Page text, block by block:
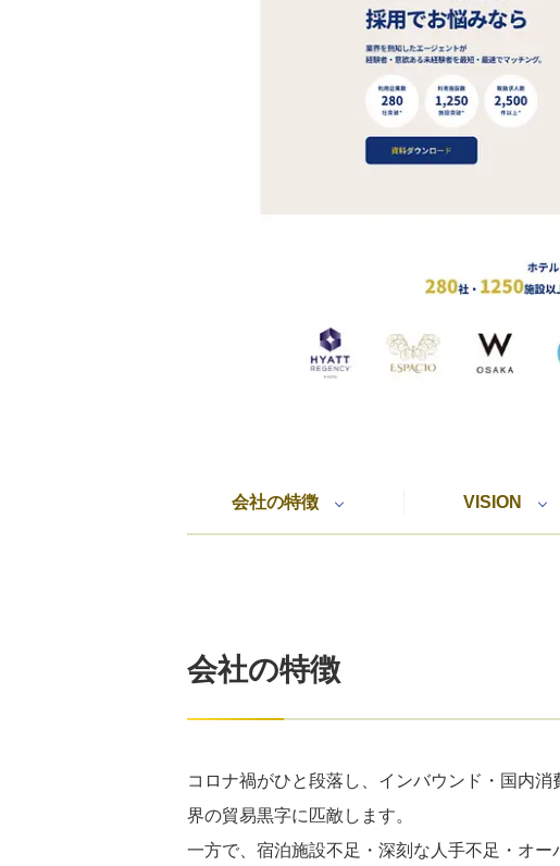
会社の特徴 VISION
会社の特徴
コロナ禍がひと段落し、インバウンド・国内
界の貿易黒字に匹敵します。
一方で、宿泊施設不足・深刻な人手不足・オ